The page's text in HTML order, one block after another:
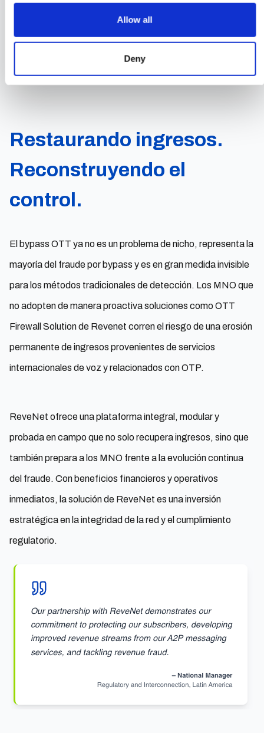
Allow all
Deny
Reserve una consulta gratuita
Restaurando ingresos.
Reconstruyendo el
control.
El bypass OTT ya no es un problema de nicho, representa la
mayoría del fraude por bypass y es en gran medida invisible
para los métodos tradicionales de detección. Los MNO que
no adopten de manera proactiva soluciones como OTT
Firewall Solution de Revenet corren el riesgo de una erosión
permanente de ingresos provenientes de servicios
internacionales de voz y relacionados con OTP.
ReveNet ofrece una plataforma integral, modular y
probada en campo que no solo recupera ingresos, sino que
también prepara a los MNO frente a la evolución continua
del fraude. Con beneficios financieros y operativos
inmediatos, la solución de ReveNet es una inversión
estratégica en la integridad de la red y el cumplimiento
regulatorio.